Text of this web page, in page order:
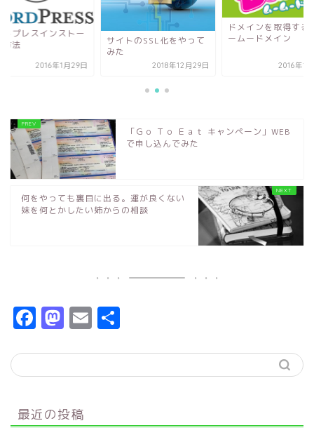
ドプレスインストー
方法
2016年1月29日
サイトのSSL化をやって
みた
2018年12月29日
ドメインを取得する
ームードメイン
2016年1
「Ｇｏ Ｔｏ Ｅａｔ キャンペーン」WEB
で申し込んでみた
何をやっても裏目に出る。運が良くない
妹を何とかしたい姉からの相談
F
c
e
b
o
M
s
t
o
d
E
ai
l
最近の投稿